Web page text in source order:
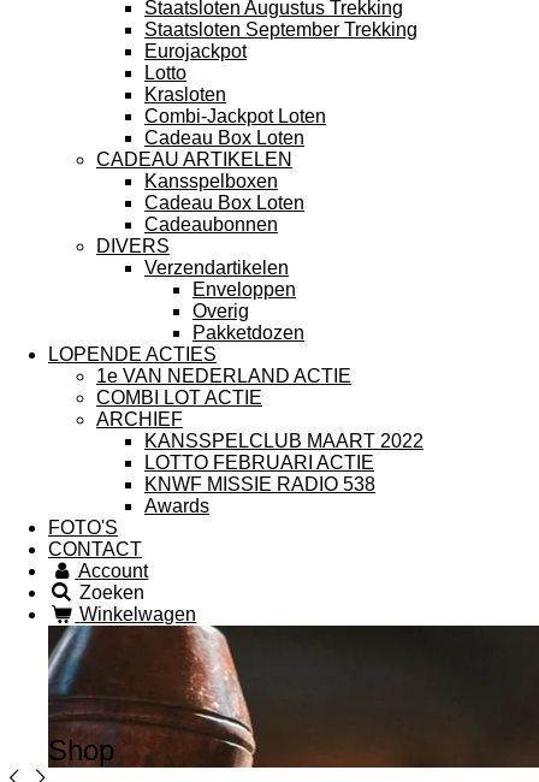
Staatsloten Augustus Trekking
Staatsloten September Trekking
Eurojackpot
Lotto
Krasloten
Combi-Jackpot Loten
Cadeau Box Loten
CADEAU ARTIKELEN
Kansspelboxen
Cadeau Box Loten
Cadeaubonnen
DIVERS
Verzendartikelen
Enveloppen
Overig
Pakketdozen
LOPENDE ACTIES
1e VAN NEDERLAND ACTIE
COMBI LOT ACTIE
ARCHIEF
KANSSPELCLUB MAART 2022
LOTTO FEBRUARI ACTIE
KNWF MISSIE RADIO 538
Awards
FOTO'S
CONTACT
Account
Zoeken
Winkelwagen
Shop